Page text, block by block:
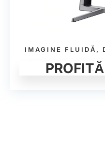
IMAGINE FLUIDĂ,